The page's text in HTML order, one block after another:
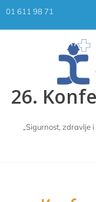
Skip01 611 98 71
26.
„Sigurnost, zdravlje